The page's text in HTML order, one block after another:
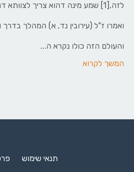
לזה,[1] שמע מינה דהוא צריך לצוותא דנבראים.
ואמרו ז"ל (עירובין נד, א) המהלך בדרך
והעולם הזה כולו נקרא ה...
המשך לקרוא
תנאי שימוש